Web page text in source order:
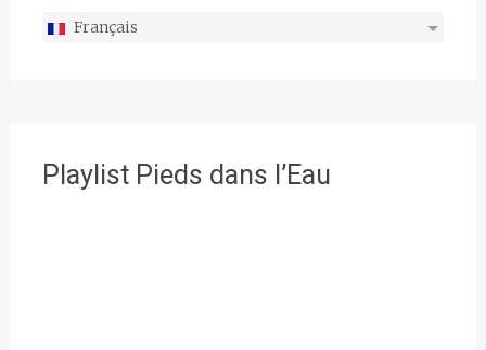
Français
Playlist Pieds dans l’Eau